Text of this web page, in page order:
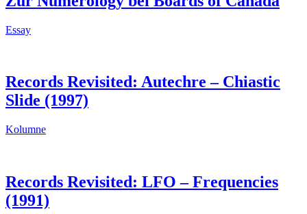
Essay
Records Revisited: Autechre – Chiastic
Slide (1997)
Kolumne
Records Revisited: LFO – Frequencies
(1991)